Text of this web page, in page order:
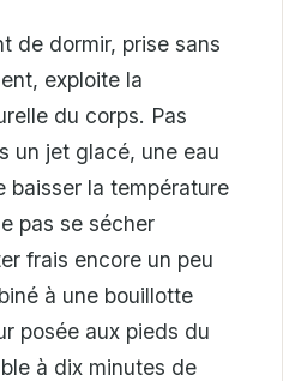
de dormir, prise sans
exploite la
du corps. Pas
un jet glacé, une eau
baisser la température
pas se sécher
frais encore un peu
à une bouillotte
posée aux pieds du
à dix minutes de